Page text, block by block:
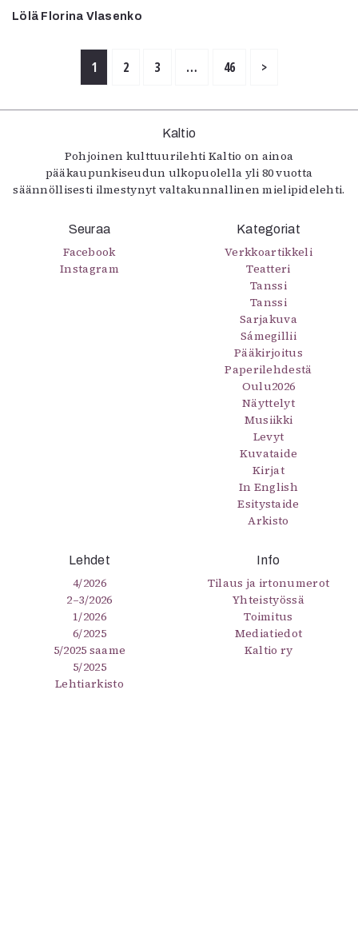
Lölä Florina Vlasenko
1 2 3 … 46 >
Kaltio
Pohjoinen kulttuurilehti Kaltio on ainoa
pääkaupunkiseudun ulkopuolella yli 80 vuotta
säännöllisesti ilmestynyt valtakunnallinen mielipidelehti.
Seuraa
Facebook
Instagram
Kategoriat
Verkkoartikkeli
Teatteri
Tanssi
Tanssi
Sarjakuva
Sámegillii
Pääkirjoitus
Paperilehdestä
Oulu2026
Näyttelyt
Musiikki
Levyt
Kuvataide
Kirjat
In English
Esitystaide
Arkisto
Lehdet
4/2026
2–3/2026
1/2026
6/2025
5/2025 saame
5/2025
Lehtiarkisto
Info
Tilaus ja irtonumerot
Yhteistyössä
Toimitus
Mediatiedot
Kaltio ry